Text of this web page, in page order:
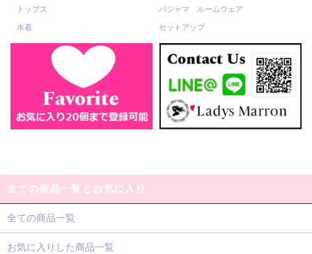
トップス パジャマ ルームウェア
水着 セットアップ
全ての商品一覧とお気に入り
全ての商品一覧
お気に入りした商品一覧